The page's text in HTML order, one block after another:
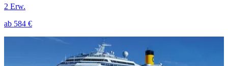
2 Erw.
ab 584 €